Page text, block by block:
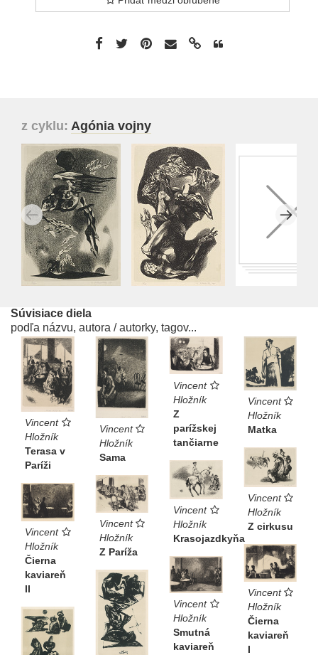
z cyklu: Agónia vojny
Súvisiace diela
podľa názvu, autora / autorky, tagov...
Vincent
Hložník
Terasa v
Paríži
Vincent
Hložník
Sama
Vincent
Hložník
Z
parížskej
tančiarne
Vincent
Hložník
Matka
Vincent
Hložník
Z cirkusu
Vincent
Hložník
Krasojazdkyňa
Vincent
Hložník
Z Paríža
Vincent
Hložník
Čierna
kaviareň
II
Vincent
Hložník
Čierna
kaviareň
I
Vincent
Hložník
Smutná
kaviareň